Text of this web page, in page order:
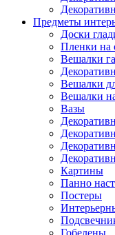
Предметы
Доски
Пленки на
Вешалки
Вешалки
Вешалки
Вазы
Картины
Панно
Постеры
Гобелены